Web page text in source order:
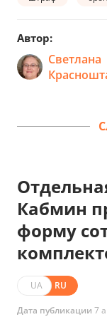
Автор:
Светлана
Кабмин
форму
UA RU
Дата публикации 7